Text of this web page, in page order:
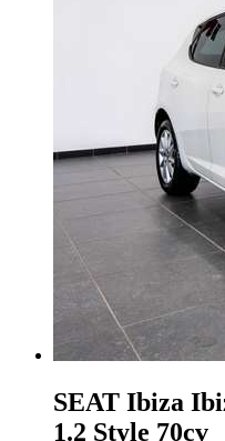
SEAT Ibiza
1.2 Style 70cv